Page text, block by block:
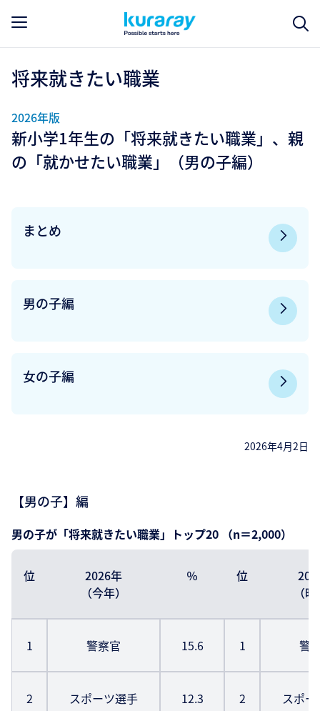
将来就きたい職業
2026年版
新小学1年生の「将来就きたい職業」、親
の「就かせたい職業」（男の子編）
まとめ
男の子編
女の子編
2026年4月2日
【男の子】編
男の子が「将来就きたい職業」トップ20 （n＝2,000）
位
2026年
（今年）
％ 位
（
1 警察官 15.6 1 警
2 スポーツ選手 12.3 2 スポ